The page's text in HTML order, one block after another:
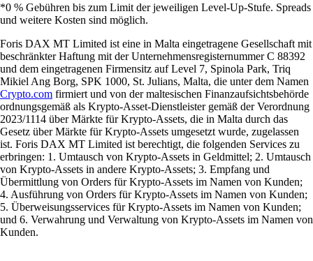
*0 % Gebühren bis zum Limit der jeweiligen Level-Up-Stufe. Spreads
und weitere Kosten sind möglich.
Foris DAX MT Limited ist eine in Malta eingetragene Gesellschaft mit
beschränkter Haftung mit der Unternehmensregisternummer C 88392
und dem eingetragenen Firmensitz auf Level 7, Spinola Park, Triq
Mikiel Ang Borg, SPK 1000, St. Julians, Malta, die unter dem Namen
Crypto.com firmiert und von der maltesischen Finanzaufsichtsbehörde
ordnungsgemäß als Krypto-Asset-Dienstleister gemäß der Verordnung
2023/1114 über Märkte für Krypto-Assets, die in Malta durch das
Gesetz über Märkte für Krypto-Assets umgesetzt wurde, zugelassen
ist. Foris DAX MT Limited ist berechtigt, die folgenden Services zu
erbringen: 1. Umtausch von Krypto-Assets in Geldmittel; 2. Umtausch
von Krypto-Assets in andere Krypto-Assets; 3. Empfang und
Übermittlung von Orders für Krypto-Assets im Namen von Kunden;
4. Ausführung von Orders für Krypto-Assets im Namen von Kunden;
5. Überweisungsservices für Krypto-Assets im Namen von Kunden;
und 6. Verwahrung und Verwaltung von Krypto-Assets im Namen von
Kunden.